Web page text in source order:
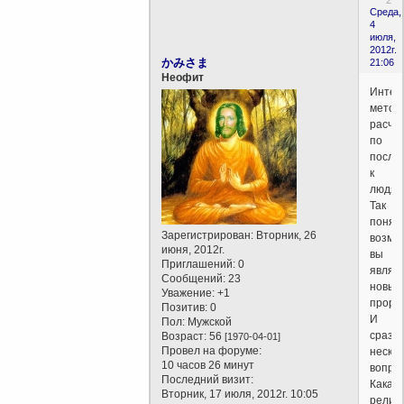
Среда,
4
июля,
2012г.
21:06
かみさま
Неофит
Зарегистрирован: Вторник, 26
июня, 2012г.
Приглашений: 0
Сообщений: 23
Уважение: +1
Позитив: 0
Пол: Мужской
Возраст: 56[1970-04-01]
Провел на форуме:
10 часов 26 минут
Последний визит:
Вторник, 17 июля, 2012г. 10:05
метод
по
к
Так
понял
вы
новым
И
сразу
Какая